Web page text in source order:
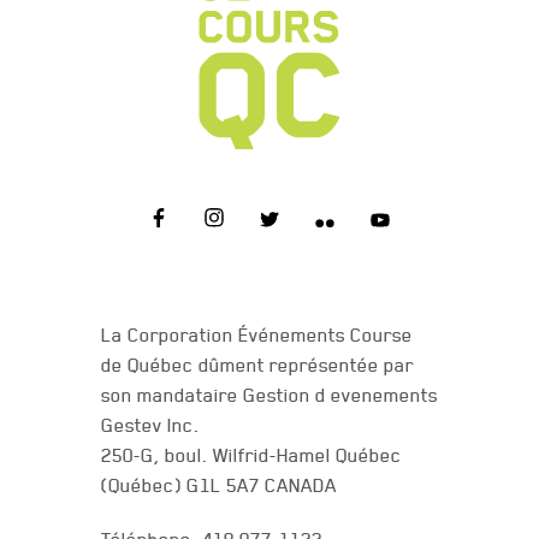
La Corporation Événements Course
de Québec dûment représentée par
son mandataire Gestion d evenements
Gestev Inc.
250-G, boul. Wilfrid-Hamel Québec
(Québec) G1L 5A7 CANADA